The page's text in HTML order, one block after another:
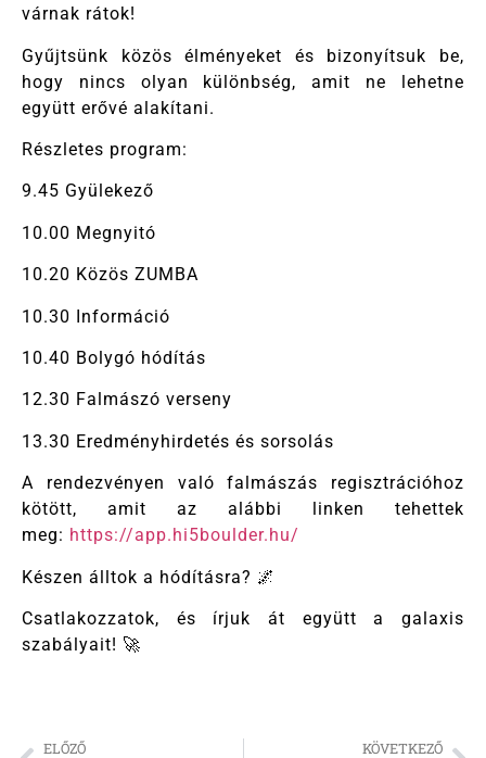
várnak rátok!
Gyűjtsünk közös élményeket és bizonyítsuk be,
hogy nincs olyan különbség, amit ne lehetne
együtt erővé alakítani.
Részletes program:
9.45 Gyülekező
10.00 Megnyitó
10.20 Közös ZUMBA
10.30 Információ
10.40 Bolygó hódítás
12.30 Falmászó verseny
13.30 Eredményhirdetés és sorsolás
A rendezvényen való falmászás regisztrációhoz
kötött, amit az alábbi linken tehettek
meg: https://app.hi5boulder.hu/
Készen álltok a hódításra? 🌌
Csatlakozzatok, és írjuk át együtt a galaxis
szabályait! 🚀
ELŐZŐ KÖVETKEZŐ